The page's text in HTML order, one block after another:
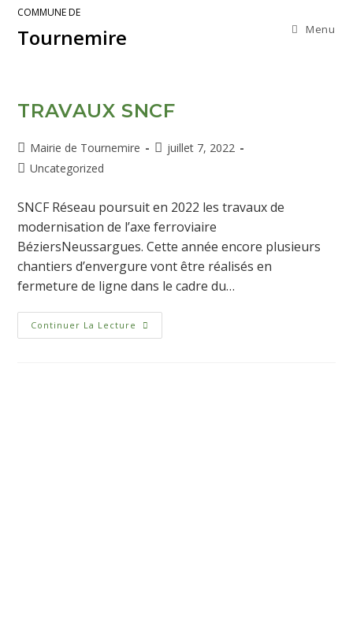
COMMUNE DE
Tournemire Menu
TRAVAUX SNCF
Mairie de Tournemire
juillet 7, 2022
Uncategorized
SNCF Réseau poursuit en 2022 les travaux de
modernisation de l’axe ferroviaire
BéziersNeussargues. Cette année encore plusieurs
chantiers d’envergure vont être réalisés en
fermeture de ligne dans le cadre du…
Continuer La Lecture